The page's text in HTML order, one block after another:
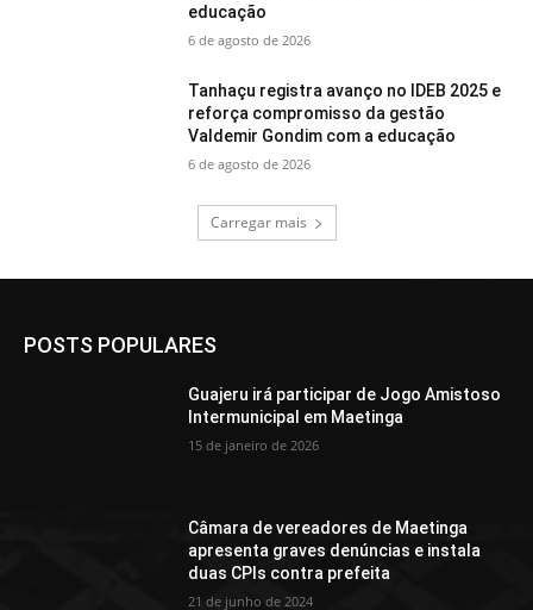
educação
6 de agosto de 2026
Tanhaçu registra avanço no IDEB 2025 e
reforça compromisso da gestão
Valdemir Gondim com a educação
6 de agosto de 2026
Carregar mais
POSTS POPULARES
Guajeru irá participar de Jogo Amistoso
Intermunicipal em Maetinga
15 de janeiro de 2026
Câmara de vereadores de Maetinga
apresenta graves denúncias e instala
duas CPIs contra prefeita
21 de junho de 2024